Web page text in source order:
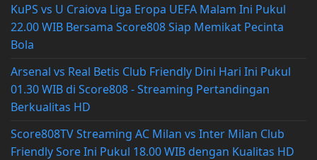
KuPS vs U Craiova Liga Eropa UEFA Malam Ini Pukul
22.00 WIB Bersama Score808 Siap Memikat Pecinta
Bola
Arsenal vs Real Betis Club Friendly Dini Hari Ini Pukul
01.30 WIB di Score808 - Streaming Pertandingan
Berkualitas HD
Score808TV Streaming AC Milan vs Inter Milan Club
Friendly Sore Ini Pukul 18.00 WIB dengan Kualitas HD